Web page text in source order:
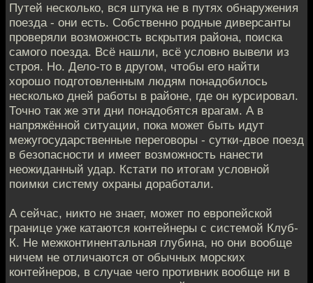
Путей несколько, вся штука не в путях обнаружения
поезда - они есть. Собственно родные диверсанты
проверяли возможность вскрытия района, поиска
самого поезда. Всё нашли, всё условно вывели из
строя. Но. Дело-то в другом, чтобы его найти
хорошо подготовленным людям понадобилось
несколько дней работы в районе, где он курсировал.
Точно так же эти дни понадобятся врагам. А в
напряжённой ситуации, пока может быть идут
межугосударственные переговоры - сутки-двое поезд
в безопасности и имеет возможность нанести
неожиданный удар. Кстати по итогам условной
поимки систему охраны доработали.
А сейчас, никто не знает, может по европейской
границе уже катаются контейнеры с системой Клуб-
К. Не межконтинентальная глубина, но они вообще
ничем не отличаются от обычных морских
контейнеров, в случае чего противник вообще ни в